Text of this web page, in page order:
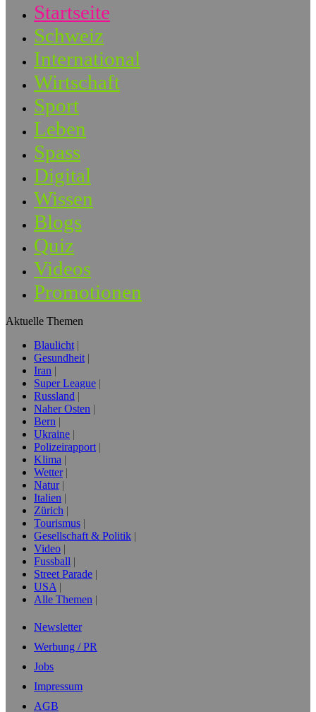
Startseite
Schweiz
International
Wirtschaft
Sport
Leben
Spass
Digital
Wissen
Blogs
Quiz
Videos
Promotionen
Aktuelle Themen
Blaulicht
Gesundheit
Iran
Super League
Russland
Naher Osten
Bern
Ukraine
Polizeirapport
Klima
Wetter
Natur
Italien
Zürich
Tourismus
Gesellschaft & Politik
Video
Fussball
Street Parade
USA
Alle Themen
Newsletter
Werbung / PR
Jobs
Impressum
AGB